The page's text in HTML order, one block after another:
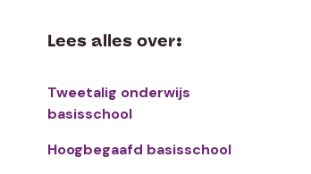
Lees alles over:
Tweetalig onderwijs
basisschool
Hoogbegaafd basisschool